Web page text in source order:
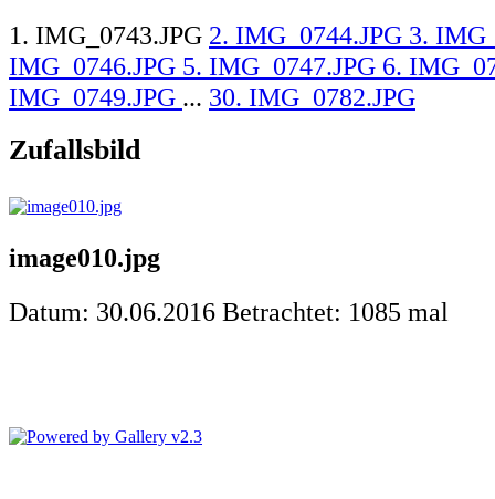
1. IMG_0743.JPG 2. IMG_0744.JPG 3.
IMG_0746.JPG 5. IMG_0747.JPG 6.
IMG_0749.JPG ... 30. IMG_0782.JPG
Zufallsbild
image010.jpg
Datum: 30.06.2016 Betrachtet: 1085 mal